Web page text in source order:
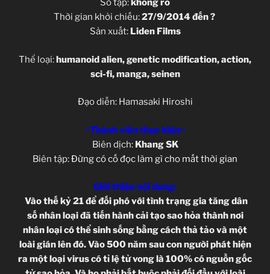
Số tập: không rõ
Thời gian khởi chiếu:27/9/2014 đến ?
Sản xuất:Liden Films
Thể loại:humanoid alien, genetic modification, action,
sci-fi, manga, seinen
Đạo diễn: Hamasaki Hiroshi
~Thành viên thực hiện~
Biên dịch: Khang SK
Biên tập:Đừng có cố đọc làm gì cho mất thời gian
Giới thiệu nội dung:
Vào thế kỷ 21 để đối phó với tình trạng gia tăng dân
số nhân loại đã tiến hành cải tạo sao hỏa thành nơi
nhân loại có thể sinh sống bằng cách thả tảo và một
loài gián lên đó. Vào 500 năm sau con người phát hiện
ra một loại virus có tỉ lệ tử vong là 100% có nguồn gốc